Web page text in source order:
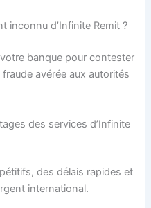
inconnu d’Infinite Remit ?
banque pour contester
avérée aux autorités
des services d’Infinite
des délais rapides et
international.